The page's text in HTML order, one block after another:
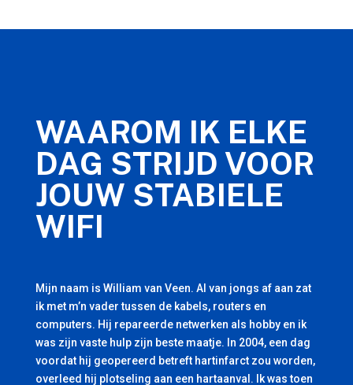
WAAROM IK ELKE
DAG STRIJD VOOR
JOUW STABIELE
WIFI
Mijn naam is William van Veen. Al van jongs af aan zat
ik met m’n vader tussen de kabels, routers en
computers. Hij repareerde netwerken als hobby en ik
was zijn vaste hulp zijn beste maatje. In 2004, een dag
voordat hij geopereerd betreft hartinfarct zou worden,
overleed hij plotseling aan een hartaanval. Ik was toen